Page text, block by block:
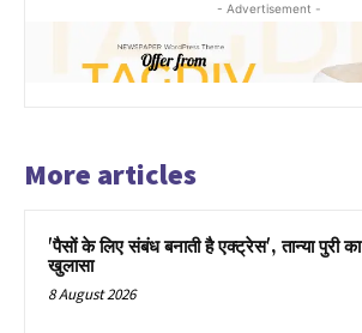
- Advertisement -
More articles
'पैसों के लिए संबंध बनाती है एक्ट्रेस', तान्या पुरी का
खुलासा
8 August 2026